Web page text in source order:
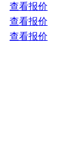
查看报价
查看报价
查看报价